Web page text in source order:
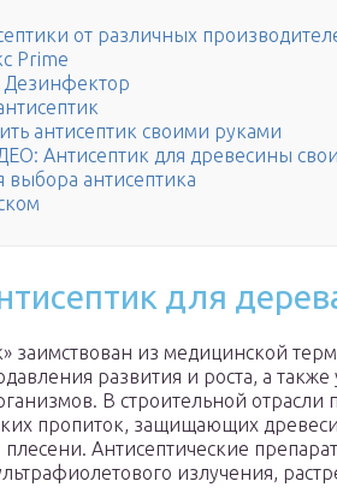
от различных
Prime
Дезинфектор
антисептик своими руками
Антисептик для древесины
выбора антисептика
для
заимствован из медицинской
развития и роста, а
В строительной отрасли
пропиток, защищающих
плесени. Антисептические
излучения,